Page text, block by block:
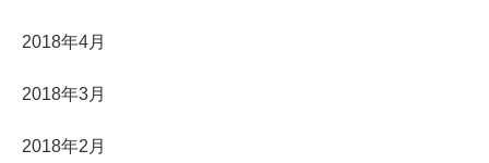
2018年4月
2018年3月
2018年2月